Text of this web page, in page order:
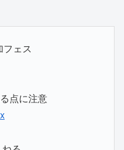
ェス
点に注意